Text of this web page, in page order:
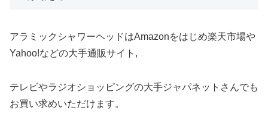
アラミックシャワーヘッドはAmazonをはじめ楽天市場や
Yahoo!などの大手通販サイト,
テレビやラジオショッピングの大手ジャパネットさんでも
お買い求めいただけます。